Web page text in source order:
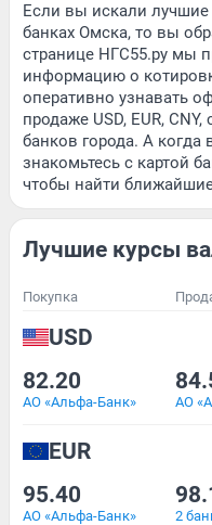
Если вы искали лучшие
банках Омска, то вы
странице НГС55.ру мы
информацию о
оперативно узнавать
продаже USD, EUR,
банков города. А
знакомьтесь с картой
чтобы найти
Лучшие курсы
Покупка
USD
82.20
АО «Альфа-Банк» АО
EUR
95.40
АО «Альфа-Банк» 2